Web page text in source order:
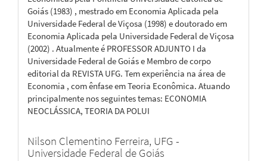
Goiás (1983) , mestrado em Economia Aplicada pela
Universidade Federal de Viçosa (1998) e doutorado em
Economia Aplicada pela Universidade Federal de Viçosa
(2002) . Atualmente é PROFESSOR ADJUNTO I da
Universidade Federal de Goiás e Membro de corpo
editorial da REVISTA UFG. Tem experiência na área de
Economia , com ênfase em Teoria Econômica. Atuando
principalmente nos seguintes temas: ECONOMIA
NEOCLÁSSICA, TEORIA DA POLUI
Nilson Clementino Ferreira, UFG -
Universidade Federal de Goiás